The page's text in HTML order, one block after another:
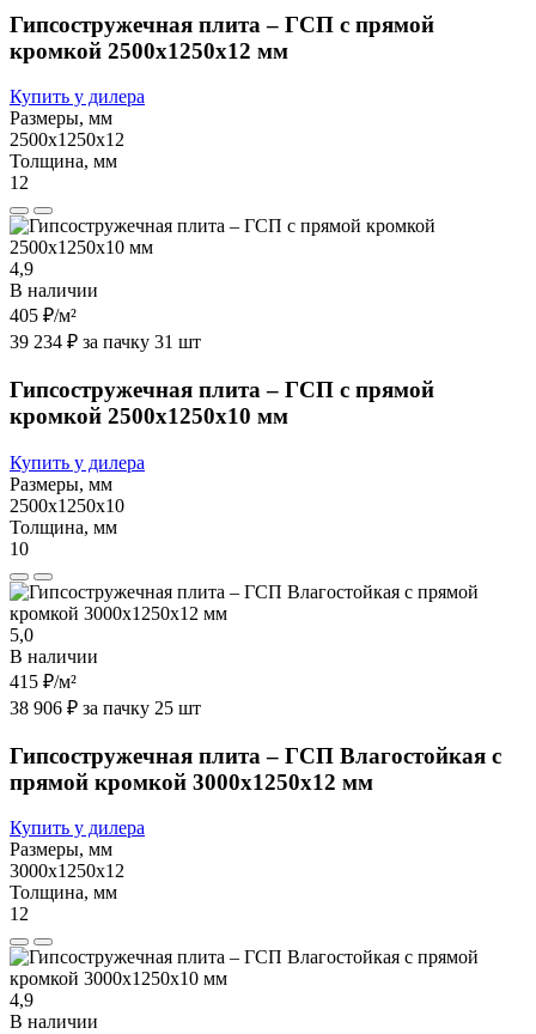
Гипсостружечная плита – ГСП с прямой
кромкой 2500х1250х12 мм
Купить у дилера
Размеры, мм
2500х1250х12
Толщина, мм
12
4,9
В наличии
405 ₽/м²
39 234 ₽ за пачку 31 шт
Гипсостружечная плита – ГСП с прямой
кромкой 2500х1250х10 мм
Купить у дилера
Размеры, мм
2500х1250х10
Толщина, мм
10
5,0
В наличии
415 ₽/м²
38 906 ₽ за пачку 25 шт
Гипсостружечная плита – ГСП Влагостойкая с
прямой кромкой 3000х1250х12 мм
Купить у дилера
Размеры, мм
3000х1250х12
Толщина, мм
12
4,9
В наличии